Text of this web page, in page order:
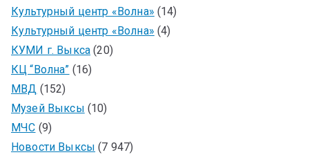
Культурный центр «Волна» (14)
Культурный центр «Волна» (4)
КУМИ г. Выкса (20)
КЦ “Волна” (16)
МВД (152)
Музей Выксы (10)
МЧС (9)
Новости Выксы (7 947)